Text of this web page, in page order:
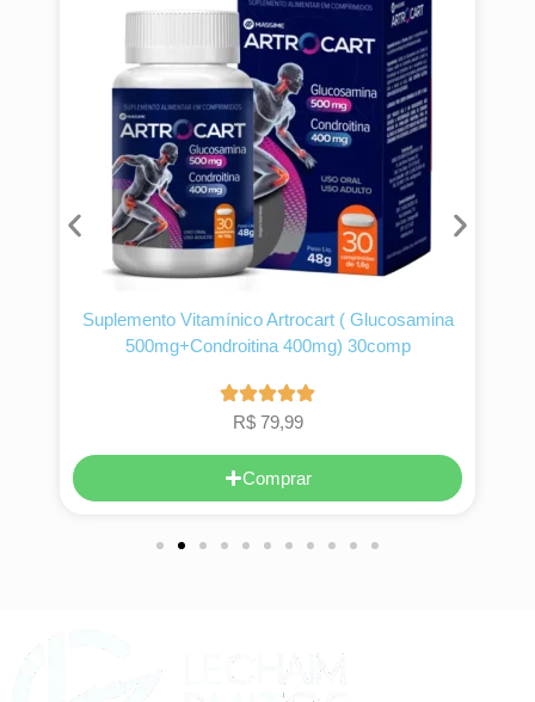
Suplemento Vitamínico Artrocart ( Glucosamina
500mg+Condroitina 400mg) 30comp
R$79,99
Comprar